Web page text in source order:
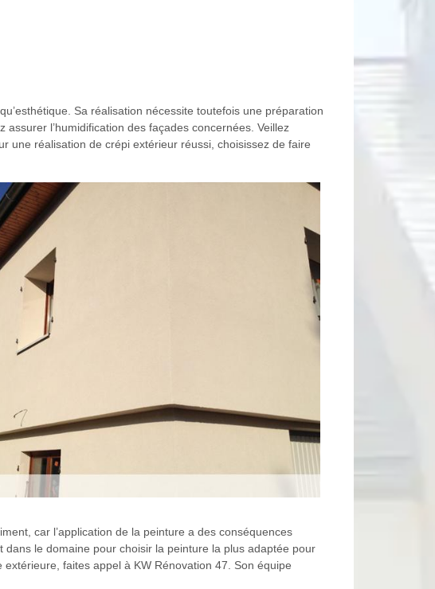
Sa réalisation nécessite toutefois une préparation
l’humidification des façades concernées. Veillez
une réalisation de crépi extérieur réussi, choisissez de faire
car l’application de la peinture a des conséquences
dans le domaine pour choisir la peinture la plus adaptée pour
faites appel à KW Rénovation 47. Son équipe